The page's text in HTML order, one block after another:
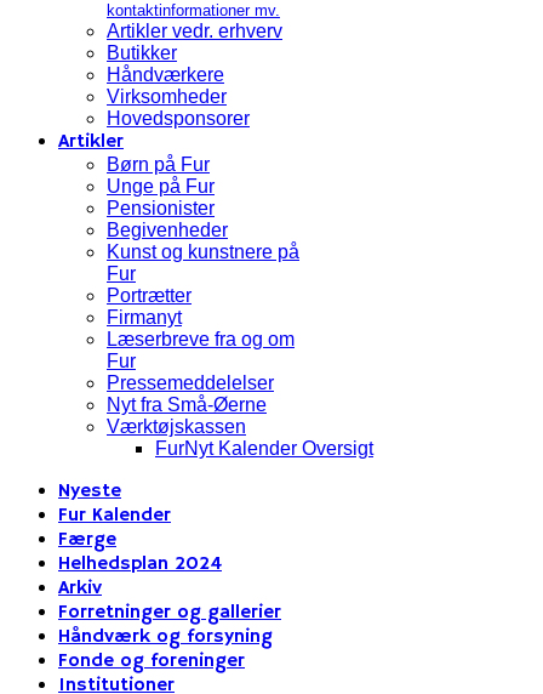
kontaktinformationer mv.
Artikler vedr. erhverv
Butikker
Håndværkere
Virksomheder
Hovedsponsorer
Artikler
Børn på Fur
Unge på Fur
Pensionister
Begivenheder
Kunst og kunstnere på
Fur
Portrætter
Firmanyt
Læserbreve fra og om
Fur
Pressemeddelelser
Nyt fra Små-Øerne
Værktøjskassen
FurNyt Kalender Oversigt
Nyeste
Fur Kalender
Færge
Helhedsplan 2024
Arkiv
Forretninger og gallerier
Håndværk og forsyning
Fonde og foreninger
Institutioner